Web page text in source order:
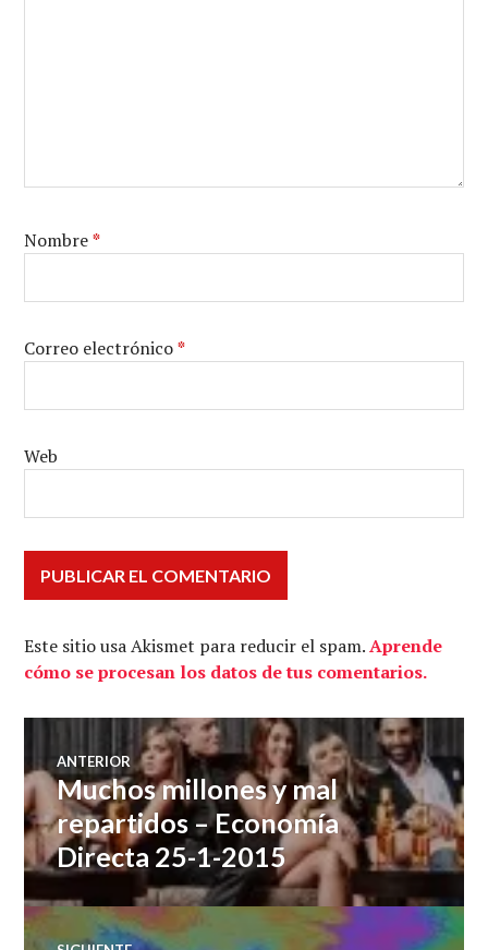
Nombre*
Correo electrónico*
Web
Este sitio usa Akismet para reducir el spam.Aprende
cómo se procesan los datos de tus comentarios.
Navegación
de
entradas
ANTERIOR
Entrada
anterior:
Muchos millones y mal
repartidos – Economía
Directa 25-1-2015